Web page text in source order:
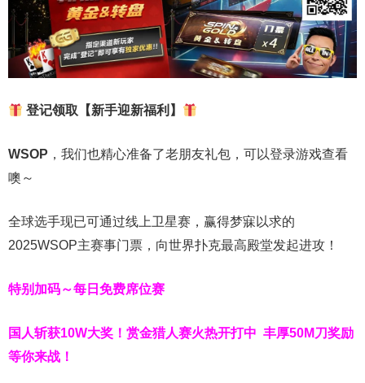
登记领取【新手迎新福利】
WSOP ，我们也精心准备了老朋友礼包，可以登录游戏查看
噢～
全球选手现已可通过线上卫星赛，赢得梦寐以求的
2025WSOP主赛事门票，向世界扑克最高殿堂发起进攻！
特别加码～每日免费席位赛
国人斩获10W大奖！ 赏金猎人赛火热开打中 丰厚50M刀奖励
等你来战！